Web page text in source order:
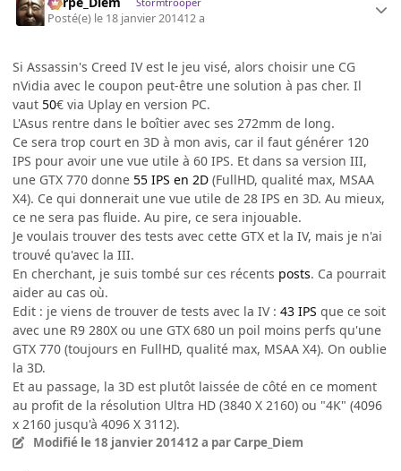
Posté(e) le 18 janvier 201412 a
Si Assassin's Creed IV est le jeu visé, alors choisir une CG
nVidia avec le coupon peut-être une solution à pas cher. Il
vaut 50€ via Uplay en version PC.
L'Asus rentre dans le boîtier avec ses 272mm de long.
Ce sera trop court en 3D à mon avis, car il faut générer 120
IPS pour avoir une vue utile à 60 IPS. Et dans sa version III,
une GTX 770 donne 55 IPS en 2D (FullHD, qualité max, MSAA
X4). Ce qui donnerait une vue utile de 28 IPS en 3D. Au mieux,
ce ne sera pas fluide. Au pire, ce sera injouable.
Je voulais trouver des tests avec cette GTX et la IV, mais je n'ai
trouvé qu'avec la III.
En cherchant, je suis tombé sur ces récents posts. Ca pourrait
aider au cas où.
Edit : je viens de trouver de tests avec la IV : 43 IPS que ce soit
avec une R9 280X ou une GTX 680 un poil moins perfs qu'une
GTX 770 (toujours en FullHD, qualité max, MSAA X4). On oublie
la 3D.
Et au passage, la 3D est plutôt laissée de côté en ce moment
au profit de la résolution Ultra HD (3840 X 2160) ou "4K" (4096
x 2160 jusqu'à 4096 X 3112).
Modifié le 18 janvier 201412 a par Carpe_Diem